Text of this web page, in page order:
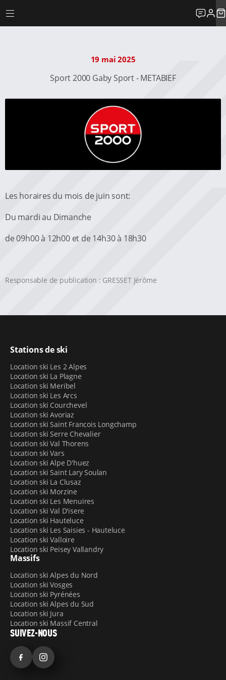
19 mai 2025
Sport 2000 Gaby Sport - METABIEF
Les horaires du mois de juin sont:
Du mardi au Dimanche
de 09h00 à 12h00 et de 14h30 à 18h30
Responsable de publication : GRESSET Jérôme
Stations de ski
Location ski Les 2 Alpes
Location ski La Plagne
Location ski Meribel
Location ski Les Arcs
Location ski Courchevel
Location ski Avoriaz
Location ski Saint Francois Longchamp
Location ski Serre Chevalier
Location ski Val Thorens
Location ski Vars
Location ski Alpe D'huez
Location ski Saint Lary Soulan
Location ski La Clusaz
Location ski Morzine
Location ski Les Menuires
Location ski Val D'isere
Location ski Hauteluce
Location ski Les Saisies - Hauteluce
Location ski Valloire
Location ski Peisey Vallandry
Massifs
Location ski Alpes du Nord
Location ski Vosges
Location ski Pyrénées
Location ski Alpes du Sud
Location ski Jura
Location ski Massif Central
SUIVEZ-NOUS
FacebookInstagram